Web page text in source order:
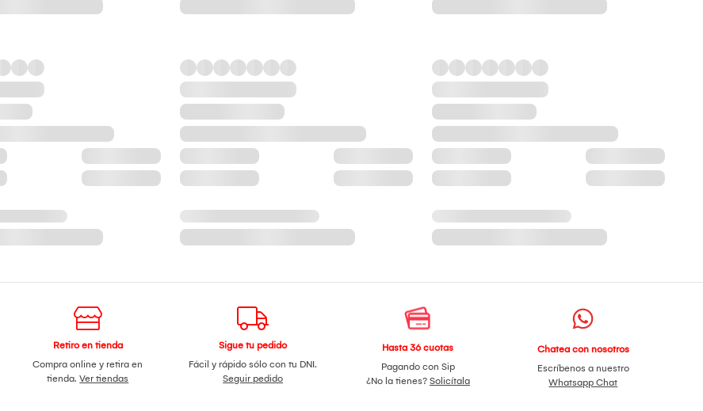
Retiro en tienda
Compra online y retira en
tienda.Ver tiendas
Sigue tu pedido
Fácil y rápido sólo con tu DNI.
Seguir pedido
Hasta 36 cuotas
Pagando con Sip
¿No la tienes? Solicítala
Chatea con nosotros
Escríbenos a nuestro
Whatsapp Chat